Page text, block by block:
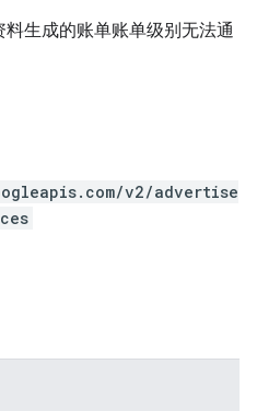
料生成的账单账单级别无法通
v2/advertise